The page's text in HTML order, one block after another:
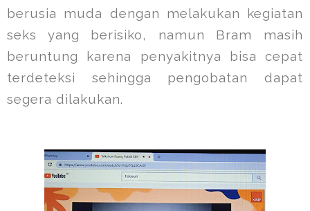
berusia muda dengan melakukan kegiatan
seks yang berisiko, namun Bram masih
beruntung karena penyakitnya bisa cepat
terdeteksi sehingga pengobatan dapat
segera dilakukan.